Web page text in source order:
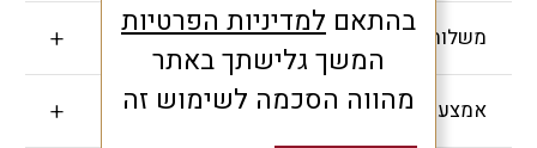
משלוחים והחזרות
אמצעי תשלום
בהתאם למדיניות הפרטיות
המשך גלישתך באתר
מהווה הסכמה לשימוש זה